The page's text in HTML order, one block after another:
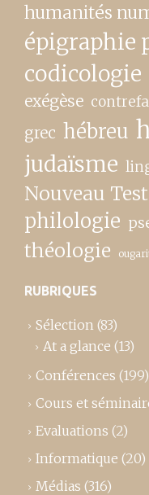
humanités
épigraphie
codicologie
exégèse
grec hébreu
judaïsme
Nouveau
philologie
théologie
RUBRIQUES
Sélection (83)
At a glance (13)
Conférences (199)
Cours et
Evaluations (2)
Informatique (20)
Médias (316)